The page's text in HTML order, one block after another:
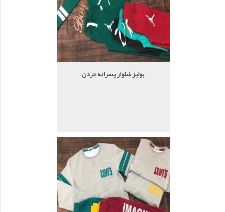
بولیز شلوار پسرانه جردن